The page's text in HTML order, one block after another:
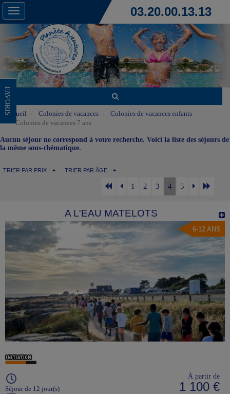
Toggle
navigation
03.20.00.13.13
FAVORIS
Accueil Colonies de vacances
Colonies de vacances enfants
Colonies de vacances 7 ans
Aucun séjour ne correspond à votre recherche. Voici la liste des séjours de
la même sous-thématique.
TRIER PAR PRIX TRIER PAR ÂGE
1 2 3 4 5
A L'EAU MATELOTS
6-12 ANS
Séjour de 12 jour(s)
À partir de
1 100 €